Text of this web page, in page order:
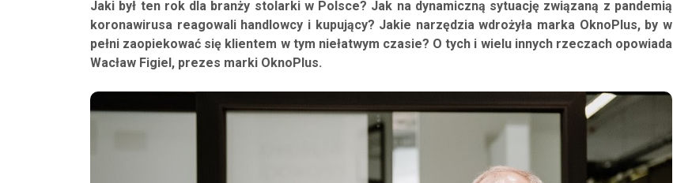
Jaki był ten rok dla branży stolarki w Polsce? Jak na dynamiczną sytuację związaną z pandemią
koronawirusa reagowali handlowcy i kupujący? Jakie narzędzia wdrożyła marka OknoPlus, by w
pełni zaopiekować się klientem w tym niełatwym czasie? O tych i wielu innych rzeczach opowiada
Wacław Figiel, prezes marki OknoPlus.